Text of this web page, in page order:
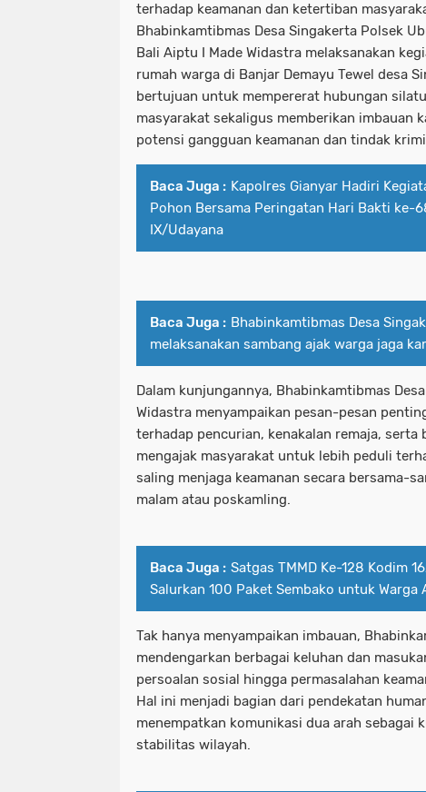
terhadap keamanan dan ketertiban
Bhabinkamtibmas Desa Singakerta Polsek
Bali Aiptu I Made Widastra melaksanakan
rumah warga di Banjar Demayu Tewel desa
bertujuan untuk mempererat hubungan
masyarakat sekaligus memberikan imbauan
potensi gangguan keamanan dan tindak
Baca Juga : Kapolres Gianyar Hadiri
Pohon Bersama Peringatan Hari Bakti ke-
IX/Udayana
Baca Juga : Bhabinkamtibmas Desa
melaksanakan sambang ajak warga jaga
Dalam kunjungannya, Bhabinkamtibmas
Widastra menyampaikan pesan-pesan
terhadap pencurian, kenakalan remaja, serta
mengajak masyarakat untuk lebih peduli
saling menjaga keamanan secara bersama-
malam atau poskamling.
Baca Juga : Satgas TMMD Ke-128 Kodim
Salurkan 100 Paket Sembako untuk Warga
Tak hanya menyampaikan imbauan,
mendengarkan berbagai keluhan dan
persoalan sosial hingga permasalahan
Hal ini menjadi bagian dari pendekatan
menempatkan komunikasi dua arah sebagai
stabilitas wilayah.